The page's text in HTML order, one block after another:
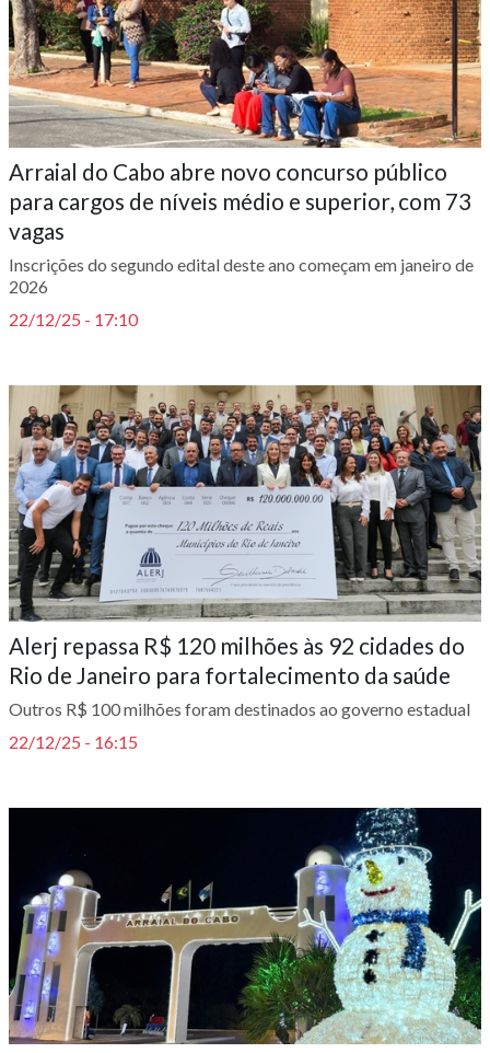
Arraial do Cabo abre novo concurso público
para cargos de níveis médio e superior, com 73
vagas
Inscrições do segundo edital deste ano começam em janeiro de
2026
22/12/25 - 17:10
Alerj repassa R$ 120 milhões às 92 cidades do
Rio de Janeiro para fortalecimento da saúde
Outros R$ 100 milhões foram destinados ao governo estadual
22/12/25 - 16:15